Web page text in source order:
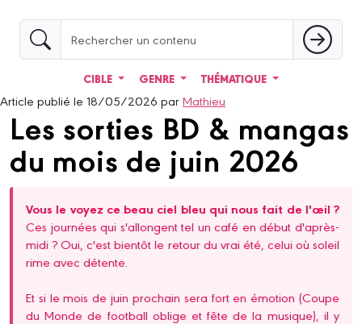
CIBLE GENRE THÉMATIQUE
Article publié le 18/05/2026 parMathieu
Les sorties BD & mangas
du mois de juin 2026
Vous le voyez ce beau ciel bleu qui nous fait de l'œil ?
Ces journées qui s'allongent tel un café en début d'après-
midi ? Oui, c'est bientôt le retour du vrai été, celui où soleil
rime avec détente.
Et si le mois de juin prochain sera fort en émotion (Coupe
du Monde de football oblige et fête de la musique), il y